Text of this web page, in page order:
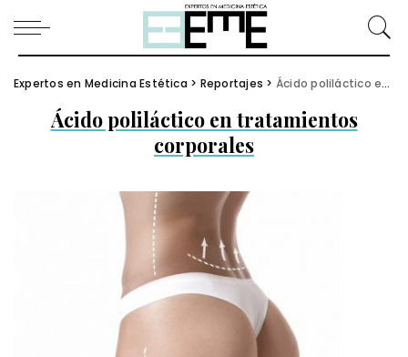
Expertos en Medicina Estética > Reportajes > Ácido poliláctico en tratamientos corporales
Ácido poliláctico en tratamientos
corporales